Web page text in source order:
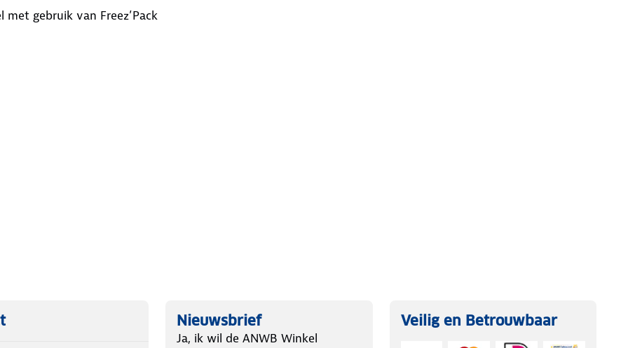
gebruik van Freez’Pack
koeltas je eten en drinken tot wel
Nieuwsbrief
Ja, ik wil de ANWB Winkel
Veilig en Betrouwbaar